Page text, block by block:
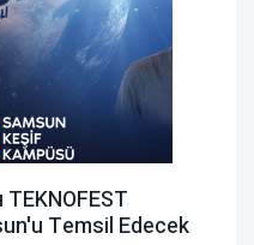
Temsil Edecek